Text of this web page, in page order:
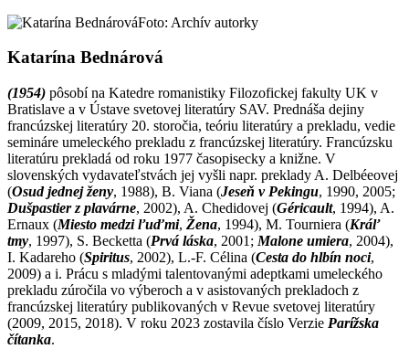
Foto: Archív autorky
Katarína Bednárová
(1954) pôsobí na Katedre romanistiky Filozofickej fakulty UK v
Bratislave a v Ústave svetovej literatúry SAV. Prednáša dejiny
francúzskej literatúry 20. storočia, teóriu literatúry a prekladu, vedie
semináre umeleckého prekladu z francúzskej literatúry. Francúzsku
literatúru prekladá od roku 1977 časopisecky a knižne. V
slovenských vydavateľstvách jej vyšli napr. preklady A. Delbée­ovej
(Osud jednej ženy, 1988), B. Viana (Jeseň v Pekingu, 1990, 2005;
Dušpastier z plavárne, 2002), A. Chedidovej (Géricault, 1994), A.
Ernaux (Miesto medzi ľuďmi, Žena, 1994), M. Tourniera (Kráľ
tmy, 1997), S. Becketta (Prvá láska, 2001; Malone umiera, 2004),
I. Kadareho (Spiritus, 2002), L.-F. Célina (Cesta do hlbín noci,
2009) a i. Prácu s mladými talentovanými adeptkami umeleckého
prekladu zúročila vo výberoch a v asistovaných prekladoch z
francúzskej literatúry publikovaných v Revue svetovej literatúry
(2009, 2015, 2018). V roku 2023 zostavila číslo Verzie Parížska
čítanka.